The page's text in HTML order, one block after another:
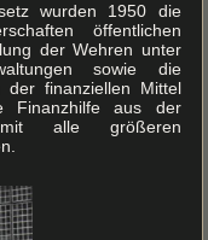
wurden 1950 die
öffentlichen
der Wehren unter
sowie die
der finanziellen Mittel
Finanzhilfe aus der
alle größeren